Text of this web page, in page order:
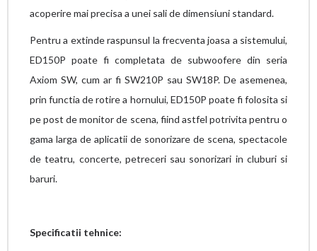
acoperire mai precisa a unei sali de dimensiuni standard.
Pentru a extinde raspunsul la frecventa joasa a sistemului,
ED150P poate fi completata de subwoofere din seria
Axiom SW, cum ar fi SW210P sau SW18P. De asemenea,
prin functia de rotire a hornului, ED150P poate fi folosita si
pe post de monitor de scena, fiind astfel potrivita pentru o
gama larga de aplicatii de sonorizare de scena, spectacole
de teatru, concerte, petreceri sau sonorizari in cluburi si
baruri.
Specificatii tehnice: